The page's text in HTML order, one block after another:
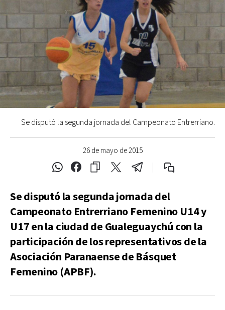
26 de mayo de 2015
Se disputó la segunda jornada del Campeonato Entrerriano.
Se disputó la segunda jornada del
Campeonato Entrerriano Femenino U14 y
U17 en la ciudad de Gualeguaychú con la
participación de los representativos de la
Asociación Paranaense de Básquet
Femenino (APBF).